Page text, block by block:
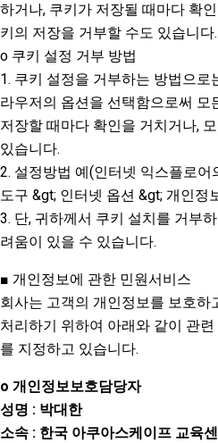
하거나, 쿠키가 저장될 때마다 확
키의 저장을 거부할 수도 있습니다.
o 쿠키 설정 거부 방법
1. 쿠키 설정을 거부하는 방법으
라우저의 옵션을 선택함으로써 모
저장할 때마다 확인을 거치거나,
있습니다.
2. 설정방법 예(인터넷 익스플로어
도구 &gt; 인터넷 옵션 &gt; 개인정
3. 단, 귀하께서 쿠키 설치를 거부
려움이 있을 수 있습니다.
■ 개인정보에 관한 민원서비스
회사는 고객의 개인정보를 보호하
처리하기 위하여 아래와 같이 관
를 지정하고 있습니다.
o 개인정보보호담당자
성명 : 박대한
소속 : 한국 아쿠아스케이프 교육